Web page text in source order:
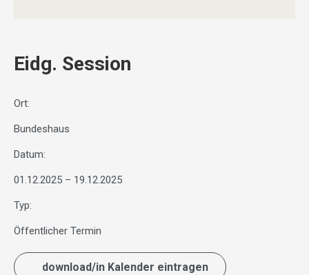
Eidg. Session
Ort:
Bundeshaus
Datum:
01.12.2025 – 19.12.2025
Typ:
Öffentlicher Termin
download/in Kalender eintragen